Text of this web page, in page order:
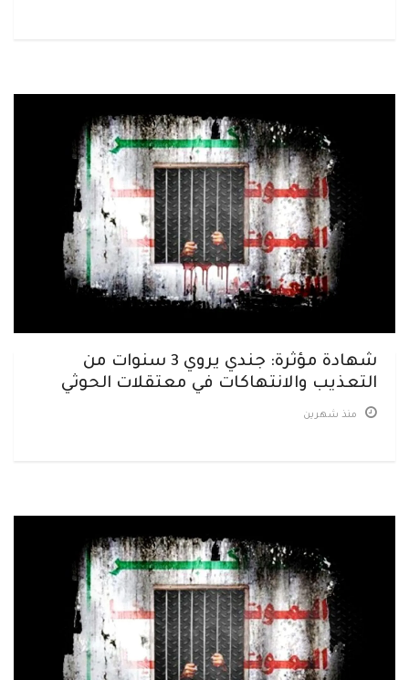
شهادة مؤثرة: جندي يروي 3 سنوات من
التعذيب والانتهاكات في معتقلات الحوثي
منذ شهرين